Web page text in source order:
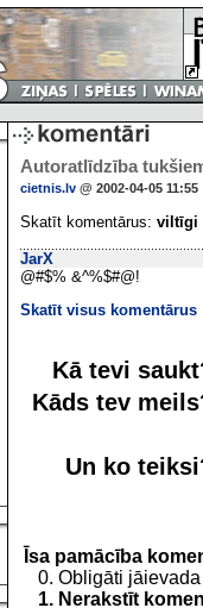
Autoratlīdzība
cietnis.lv @ 2002-04-05 11:55
Skatīt komentārus: viltīgi
JarX
@#$% &^%$#@!
Skatīt visus komentārus
Kā tevi
Kāds tev
Un ko
Īsa pamācība
0. Obligāti jāievada
1. Nerakstīt